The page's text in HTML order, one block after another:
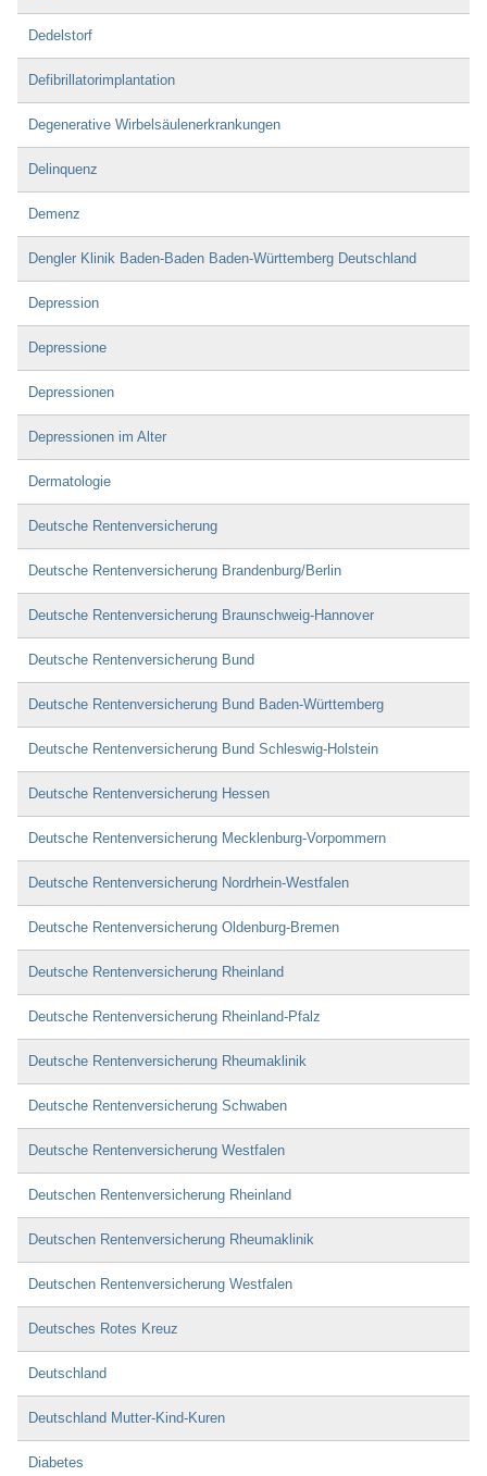
Dedelstorf
Defibrillatorimplantation
Degenerative Wirbelsäulenerkrankungen
Delinquenz
Demenz
Dengler Klinik Baden-Baden Baden-Württemberg Deutschland
Depression
Depressione
Depressionen
Depressionen im Alter
Dermatologie
Deutsche Rentenversicherung
Deutsche Rentenversicherung Brandenburg/Berlin
Deutsche Rentenversicherung Braunschweig-Hannover
Deutsche Rentenversicherung Bund
Deutsche Rentenversicherung Bund Baden-Württemberg
Deutsche Rentenversicherung Bund Schleswig-Holstein
Deutsche Rentenversicherung Hessen
Deutsche Rentenversicherung Mecklenburg-Vorpommern
Deutsche Rentenversicherung Nordrhein-Westfalen
Deutsche Rentenversicherung Oldenburg-Bremen
Deutsche Rentenversicherung Rheinland
Deutsche Rentenversicherung Rheinland-Pfalz
Deutsche Rentenversicherung Rheumaklinik
Deutsche Rentenversicherung Schwaben
Deutsche Rentenversicherung Westfalen
Deutschen Rentenversicherung Rheinland
Deutschen Rentenversicherung Rheumaklinik
Deutschen Rentenversicherung Westfalen
Deutsches Rotes Kreuz
Deutschland
Deutschland Mutter-Kind-Kuren
Diabetes